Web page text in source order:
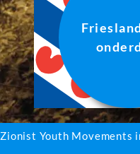
Zionist Youth Movements